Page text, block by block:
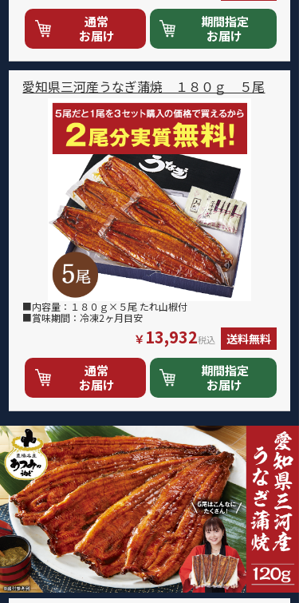
通常
お届け
期間指定
お届け
愛知県三河産うなぎ蒲焼 １８０ｇ ５尾
■内容量：１８０ｇ×５尾 たれ山椒付
■賞味期間：冷凍2ヶ月目安
￥ 13,932税込 送料無料
通常
お届け
期間指定
お届け